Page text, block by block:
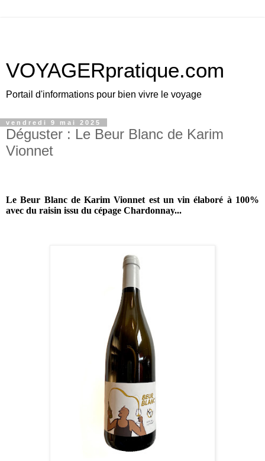
VOYAGERpratique.com
Portail d'informations pour bien vivre le voyage
vendredi 9 mai 2025
Déguster : Le Beur Blanc de Karim
Vionnet
Le Beur Blanc deKarim Vionnet est un vin élaboré à 100%
avec du raisin issu du cépage Chardonnay...